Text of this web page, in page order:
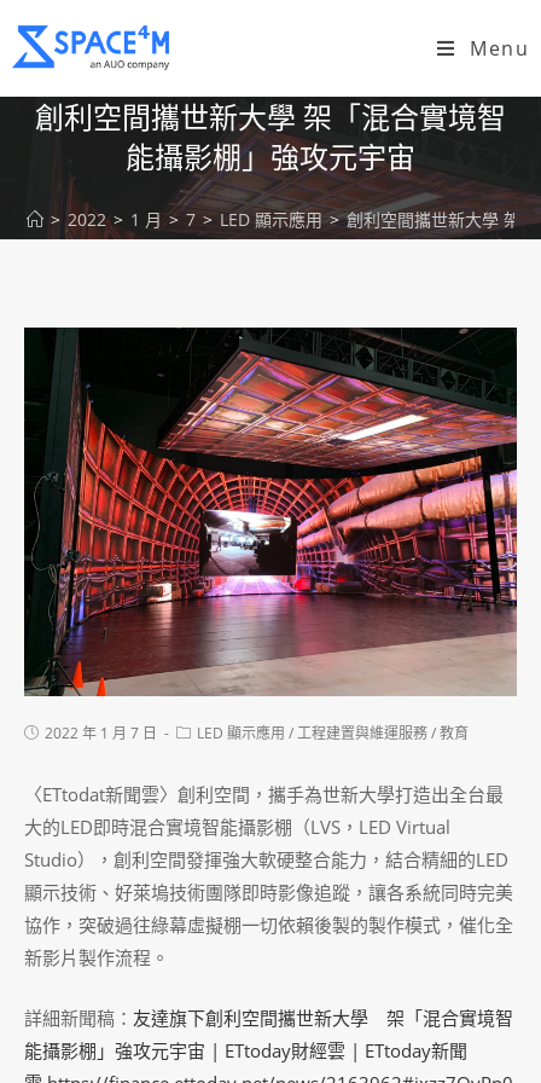
Menu
創利空間攜世新大學 架「混合實境智
能攝影棚」強攻元宇宙
> 2022 > 1 月 > 7 > LED 顯示應用 > 創利空間攜世新大學 架
2022 年 1 月 7 日 LED 顯示應用 /工程建置與維運服務/教育
〈ETtodat新聞雲〉創利空間，攜手為世新大學打造出全台最
大的LED即時混合實境智能攝影棚（LVS，LED Virtual
Studio），創利空間發揮強大軟硬整合能力，結合精細的LED
顯示技術、好萊塢技術團隊即時影像追蹤，讓各系統同時完美
協作，突破過往綠幕虛擬棚一切依賴後製的製作模式，催化全
新影片製作流程。
詳細新聞稿： 友達旗下創利空間攜世新大學 架「混合實境智
能攝影棚」強攻元宇宙 | ETtoday財經雲 | ETtoday新聞